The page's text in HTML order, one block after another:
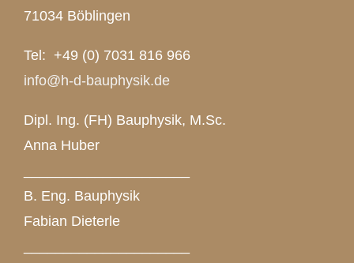
71034 Böblingen
Tel: +49 (0) 7031 816 966
info@h-d-bauphysik.de
Dipl. Ing. (FH) Bauphysik, M.Sc.
Anna Huber
B. Eng. Bauphysik
Fabian Dieterle